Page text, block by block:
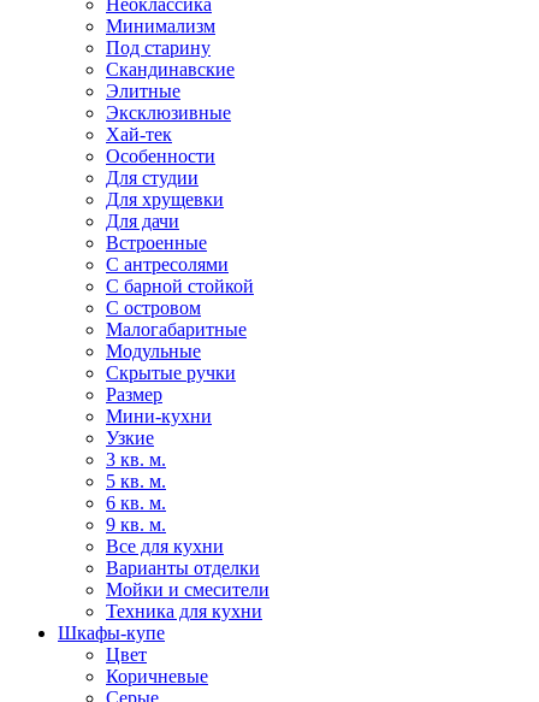
Неоклассика
Минимализм
Под старину
Скандинавские
Элитные
Эксклюзивные
Хай-тек
Особенности
Для студии
Для хрущевки
Для дачи
Встроенные
С антресолями
С барной стойкой
С островом
Малогабаритные
Модульные
Скрытые ручки
Размер
Мини-кухни
Узкие
3 кв. м.
5 кв. м.
6 кв. м.
9 кв. м.
Все для кухни
Варианты отделки
Мойки и смесители
Техника для кухни
Шкафы-купе
Цвет
Коричневые
Серые